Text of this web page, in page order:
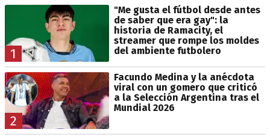
1
"Me gusta el fútbol desde antes
de saber que era gay": la
historia de Ramacity, el
streamer que rompe los moldes
del ambiente futbolero
2
Facundo Medina y la anécdota
viral con un gomero que criticó
a la Selección Argentina tras el
Mundial 2026